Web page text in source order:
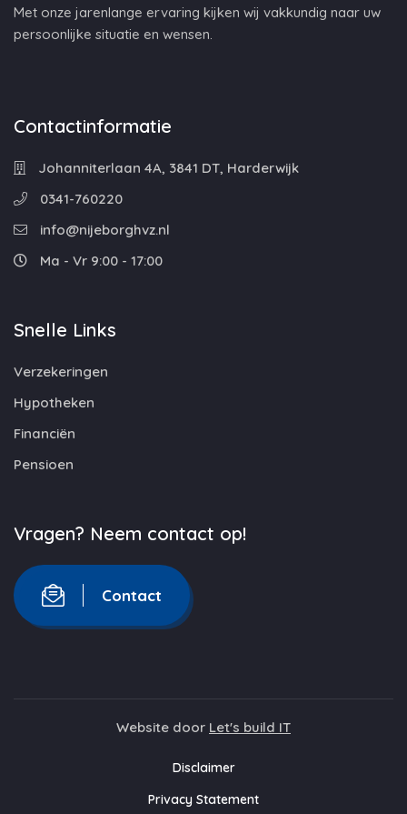
Met onze jarenlange ervaring kijken wij vakkundig naar uw
persoonlijke situatie en wensen.
Contactinformatie
Johanniterlaan 4A, 3841 DT, Harderwijk
0341-760220
info@nijeborghvz.nl
Ma - Vr 9:00 - 17:00
Snelle Links
Verzekeringen
Hypotheken
Financiën
Pensioen
Vragen? Neem contact op!
Contact
Website door Let's build IT
Disclaimer
Privacy Statement